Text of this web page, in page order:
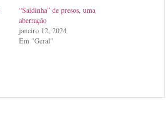
“Saidinha” de presos, uma
aberração
janeiro 12, 2024
Em "Geral"